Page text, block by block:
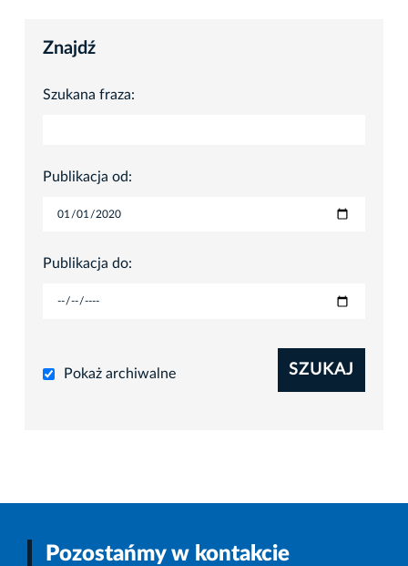
Znajdź
Szukana fraza:
Publikacja od:
Publikacja do:
Pokaż archiwalne SZUKAJ
Pozostańmy w kontakcie